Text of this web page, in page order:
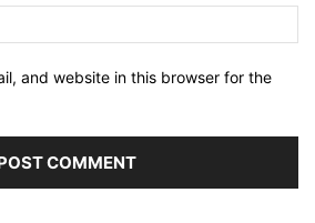
and website in this browser for the